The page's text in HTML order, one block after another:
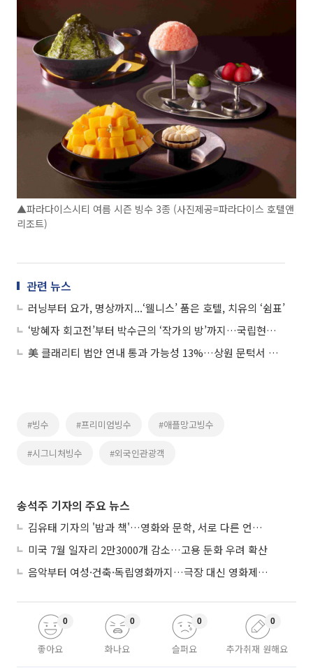
▲파라다이스시티 여름 시즌 빙수 3종 (사진제공=파라다이스 호텔앤
리조트)
관련 뉴스
러닝부터 요가, 명상까지...‘웰니스’ 품은 호텔, 치유의 ‘쉼표’
‘방혜자 회고전’부터 박수근의 ‘작가의 방’까지…국립현대미술관 3곳 주요 전시 한눈에
美 클래리티 법안 연내 통과 가능성 13%…상원 문턱서 제동
#빙수 #프리미엄빙수 #애플망고빙수
#시그니처빙수 #외국인관광객
송석주 기자의 주요 뉴스
김유태 기자의 '밤과 책'…영화와 문학, 서로 다른 언어를 읽다
미국 7월 일자리 2만3000개 감소…고용 둔화 우려 확산
음악부터 여성·건축·독립영화까지…극장 대신 영화제로 즐기는 스크린 여행
좋아요
0
화나요
0
슬퍼요
0
추가취재 원해요
0